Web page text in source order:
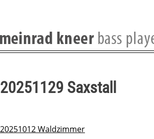
Skip
to
20251129 Saxstall
Beitragsnavigation
20251012 Waldzimmer